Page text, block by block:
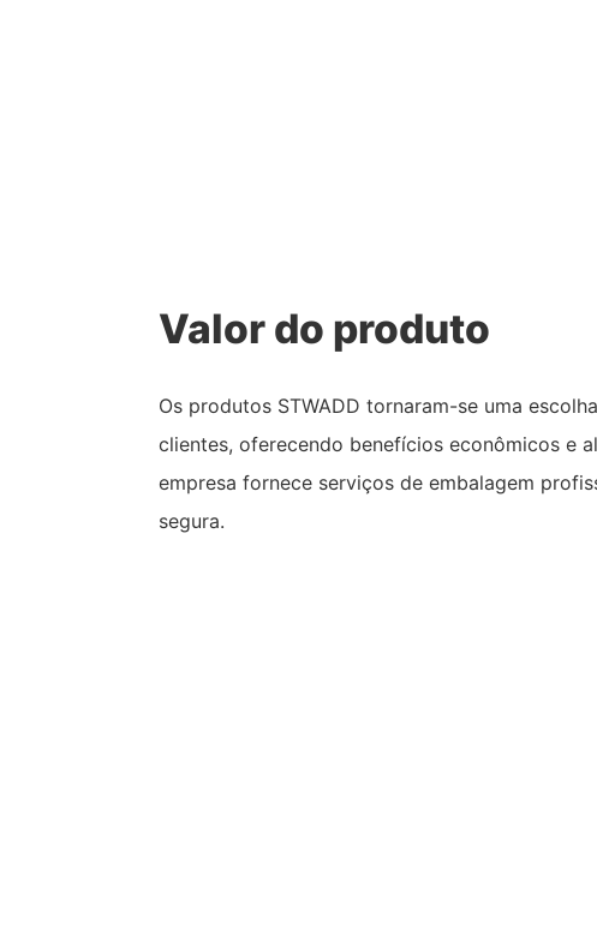
Valor do produto
Os produtos STWADD tornaram-se uma
clientes, oferecendo benefícios econômicos e
empresa fornece serviços de embalagem
segura.